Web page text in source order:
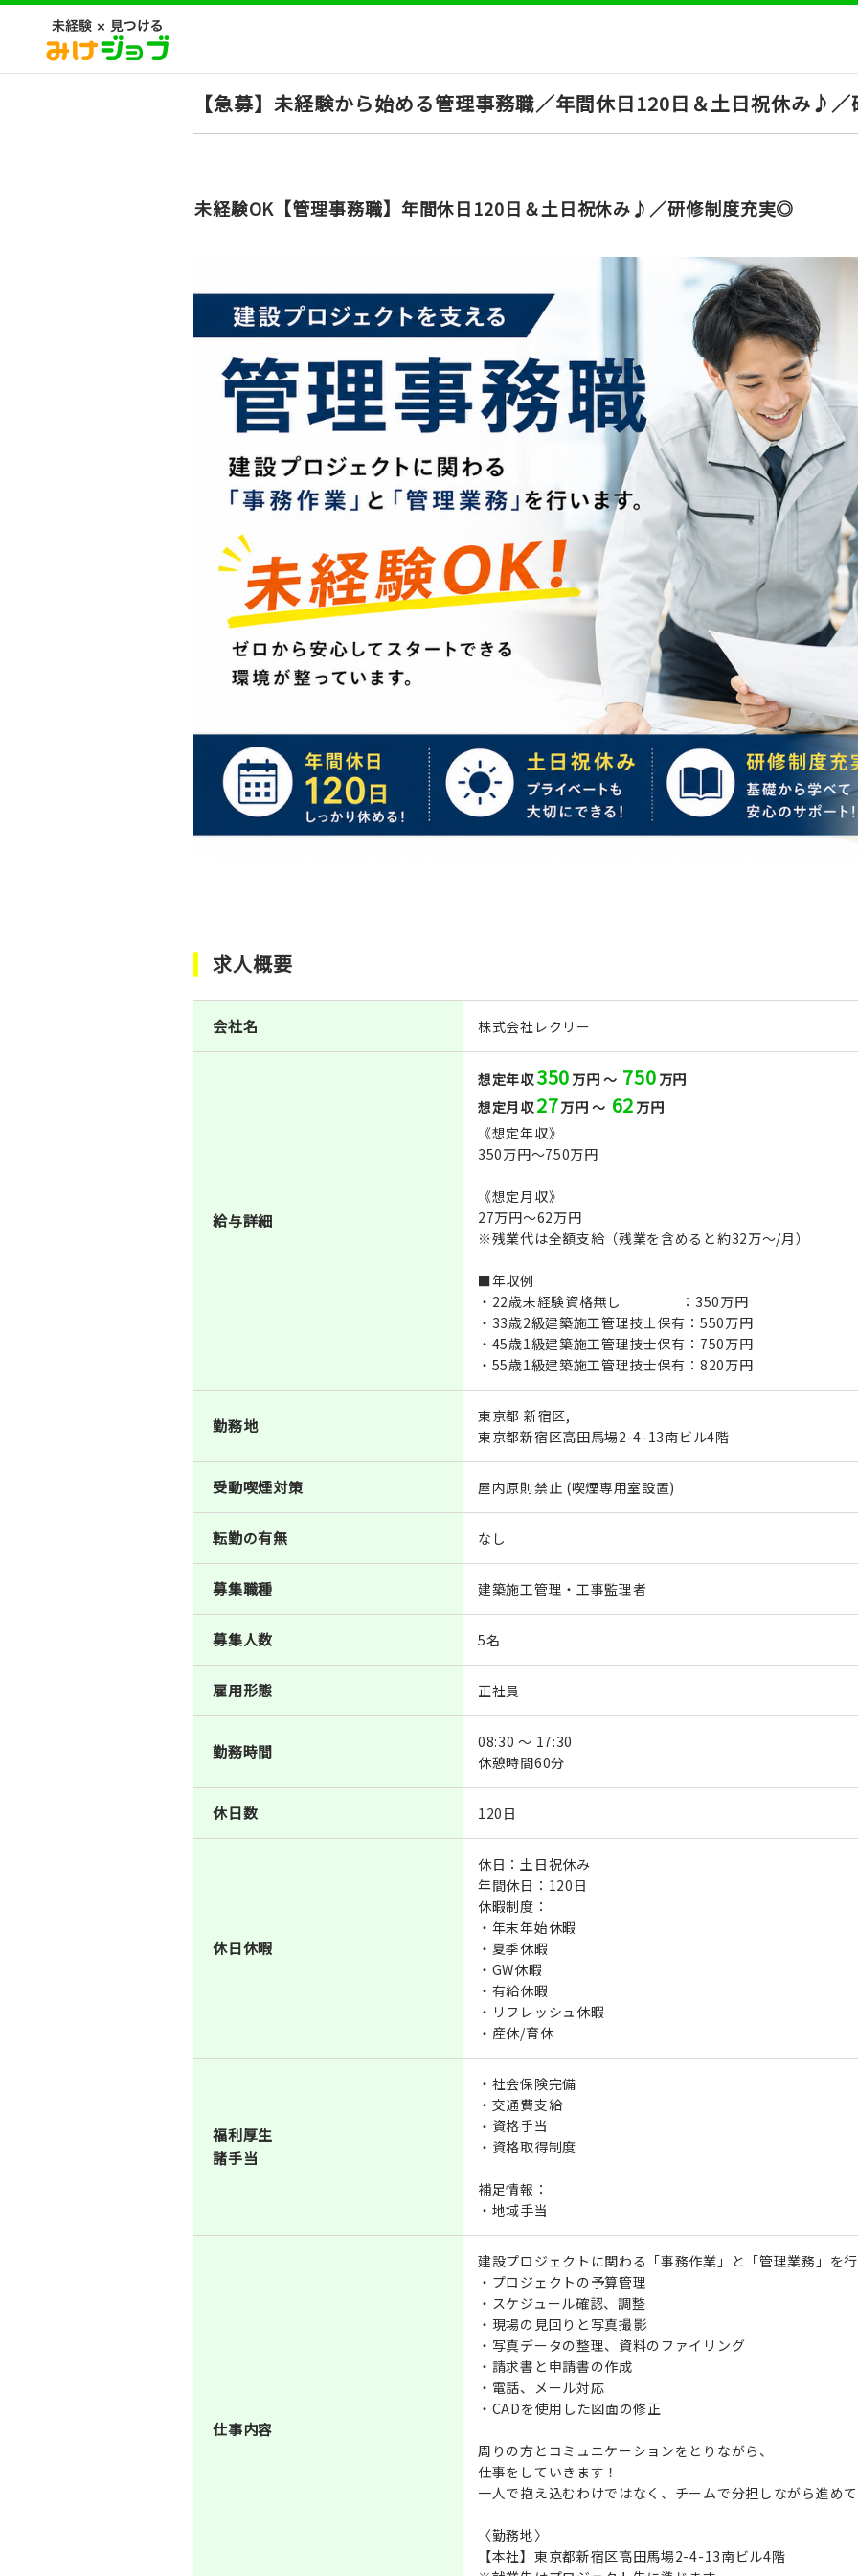
【急募】未経験から始める管理事務職／年間休日120日＆土日祝休み♪
未経験OK【管理事務職】年間休日120日＆土日祝休み♪／研修制度充実◎
求人概要
会社名 株式会社レクリー
給与詳細
想定年収350 万円 ～ 750 万円
想定月収27万円 ～ 62 万円
《想定年収》
350万円～750万円
《想定月収》
27万円～62万円
※残業代は全額支給（残業を含めると約32万～/月）
■年収例
・22歳未経験資格無し ：350万円
・33歳2級建築施工管理技士保有：550万円
・45歳1級建築施工管理技士保有：750万円
・55歳1級建築施工管理技士保有：820万円
勤務地
東京都 新宿区,
東京都新宿区高田馬場2-4-13南ビル4階
受動喫煙対策 屋内原則禁止 (喫煙専用室設置)
転勤の有無 なし
募集職種 建築施工管理・工事監理者
募集人数 5名
雇用形態 正社員
勤務時間
08:30 ～ 17:30
休憩時間60分
休日数 120日
休日休暇
休日：土日祝休み
年間休日：120日
休暇制度：
・年末年始休暇
・夏季休暇
・GW休暇
・有給休暇
・リフレッシュ休暇
・産休/育休
福利厚生
諸手当
・社会保険完備
・交通費支給
・資格手当
・資格取得制度
補足情報：
・地域手当
仕事内容
建設プロジェクトに関わる「事務作業」と「管理業務」を
・プロジェクトの予算管理
・スケジュール確認、調整
・現場の見回りと写真撮影
・写真データの整理、資料のファイリング
・請求書と申請書の作成
・電話、メール対応
・CADを使用した図面の修正
周りの方とコミュニケーションをとりながら、
仕事をしていきます！
一人で抱え込むわけではなく、チームで分担しながら進め
〈勤務地〉
【本社】東京都新宿区高田馬場2-4-13南ビル4階